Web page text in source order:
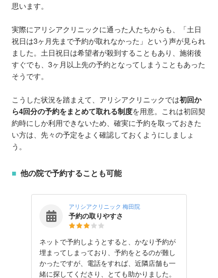
思います。
実際にアリシアクリニックに通った人たちからも、「土日
祝日は3ヶ月先まで予約が取れなかった」という声が見られ
ました。土日祝日は希望者が殺到することもあり、施術後
すぐでも、3ヶ月以上先の予約となってしまうこともあった
そうです。
こうした状況を踏まえて、アリシアクリニックでは初回か
ら4回分の予約をまとめて取れる制度を用意。これは初回契
約時にしか利用できないため、確実に予約を取っておきた
い方は、先々の予定をよく確認しておくようにしましょ
う。
他の院で予約することも可能
アリシアクリニック 梅田院
予約の取りやすさ
ネットで予約しようとすると、かなり予約が
埋まってしまっており、予約をとるのが難し
かったですが、電話をすれば、近隣店舗も一
緒に探してくださり、とても助かりました。